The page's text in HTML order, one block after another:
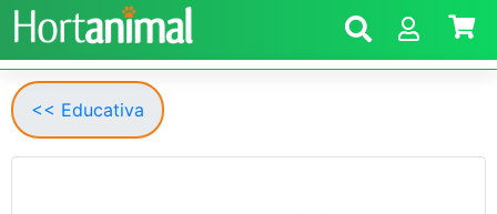
<< Educativa